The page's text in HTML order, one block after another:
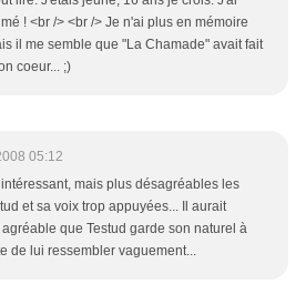
! <br /> <br /> Je n'ai plus en mémoire
il me semble que "La Chamade" avait fait
coeur... ;)
05:12
mais plus désagréables les
et sa voix trop appuyées... Il aurait
que Testud garde son naturel à
de lui ressembler vaguement...